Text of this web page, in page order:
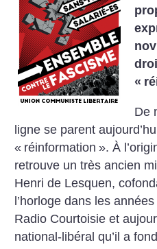
«
De
ligne se parent
« réinformation ». À
retrouve un très ancien
Henri de Lesquen,
l’horloge dans les
Radio Courtoisie et
national-libéral qu’il a